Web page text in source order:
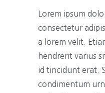
Lorem ipsum
consectetur
a lorem velit.
hendrerit varius
id tincidunt erat.
condimentum